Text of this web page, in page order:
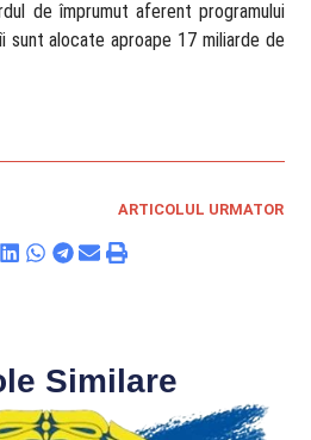
de împrumut aferent programului
sunt alocate aproape 17 miliarde de
ARTICOLUL URMATOR
Similare